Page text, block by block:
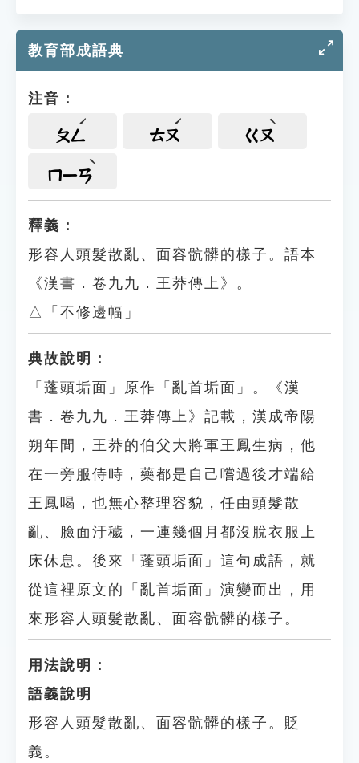
教育部成語典
注音：
ㄆㄥ ㄊㄡ ㄍㄡ
ㄇㄧㄢ
釋義：
形容人頭髮散亂、面容骯髒的樣子。語本
《漢書．卷九九．王莽傳上》。
△「不修邊幅」
典故說明：
「蓬頭垢面」原作「亂首垢面」。《漢
書．卷九九．王莽傳上》記載，漢成帝陽
朔年間，王莽的伯父大將軍王鳳生病，他
在一旁服侍時，藥都是自己嚐過後才端給
王鳳喝，也無心整理容貌，任由頭髮散
亂、臉面汙穢，一連幾個月都沒脫衣服上
床休息。後來「蓬頭垢面」這句成語，就
從這裡原文的「亂首垢面」演變而出，用
來形容人頭髮散亂、面容骯髒的樣子。
用法說明：
語義說明
形容人頭髮散亂、面容骯髒的樣子。貶
義。